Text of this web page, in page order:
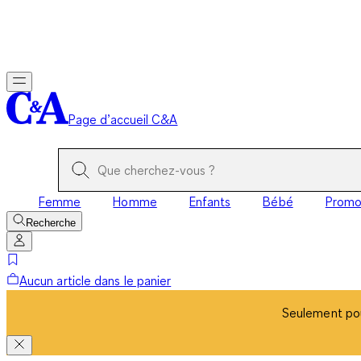
Page d’accueil C&A
Femme Homme Enfants Bébé Promo
Recherche
Aucun article dans le panier
Seulement